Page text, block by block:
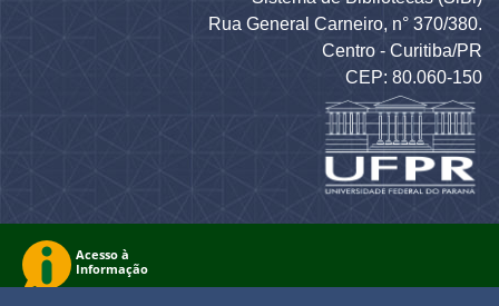
Rua General Carneiro, n° 370/380.
Centro - Curitiba/PR
CEP: 80.060-150